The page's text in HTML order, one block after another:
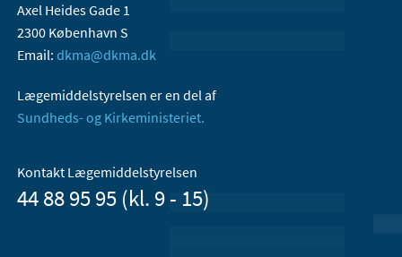
Axel Heides Gade 1
2300 København S
Email: dkma@dkma.dk
Lægemiddelstyrelsen er en del af
Sundheds- og Kirkeministeriet.
Kontakt Lægemiddelstyrelsen
44 88 95 95 (kl. 9 - 15)